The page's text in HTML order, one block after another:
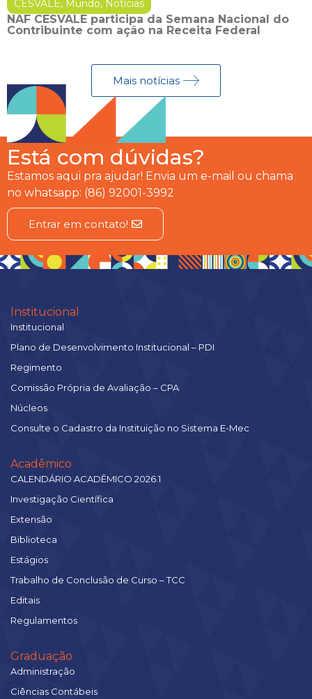
CESVALE, Mundo, Notícias
NAF CESVALE participa da Semana Nacional do
Contribuinte com ação na Receita Federal
Mais notícias
Está com dúvidas?
Estamos aqui pra ajudar! Envia um e-mail ou chama
no whatsapp: (86) 92001-3992
Entrar em contato!
Institucional
Institucional
Plano de Desenvolvimento Institucional – PDI
Regimento
Comissão Própria de Avaliação – CPA
Núcleos
Consulte o Cadastro da Instituição no Sistema E-Mec
Acadêmico
CALENDÁRIO ACADÊMICO 2026.1
Investigação Científica
Extensão
Biblioteca
Estágios
Trabalho de Conclusão de Curso – TCC
Editais
Regulamentos
Graduação
Administração
Ciências Contábeis